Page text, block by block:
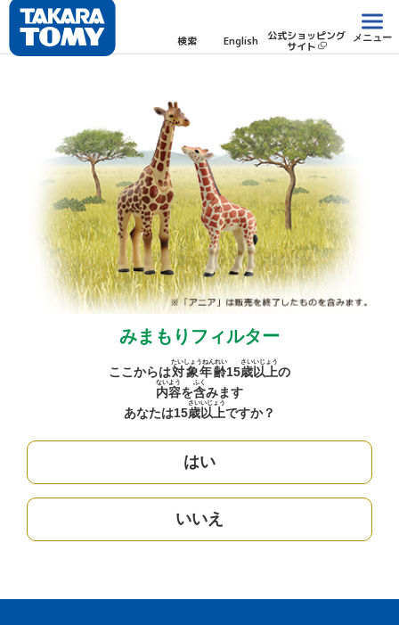
検索 English 公式ショッピング
サイト
メニュー
みまもりフィルター
ここからは対象年齢
たいしょうねんれい
15歳
さい
以上
いじょう
の
内容
ないよう
を含
ふく
みます
あなたは15歳
さい
以上
いじょう
ですか？
はい
いいえ